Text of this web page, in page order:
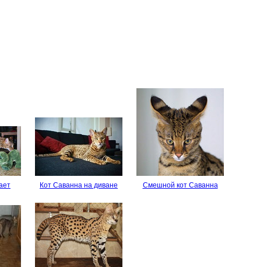
Кот Саванна на диване Смешной кот Саванна